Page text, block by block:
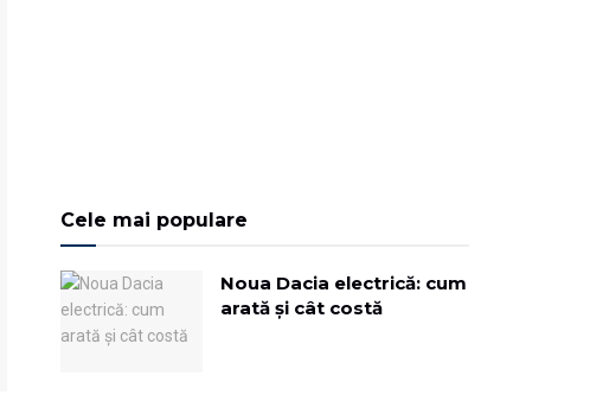
Cele mai populare
Noua Dacia electrică: cum
arată și cât costă